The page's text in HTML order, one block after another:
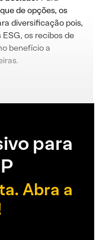
de opções, os
diversificação pois,
os recibos de
benefício a
para
Abra a